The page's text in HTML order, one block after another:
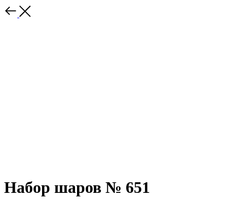
Набор шаров № 651